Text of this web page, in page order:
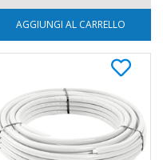
AGGIUNGI AL CARRELLO